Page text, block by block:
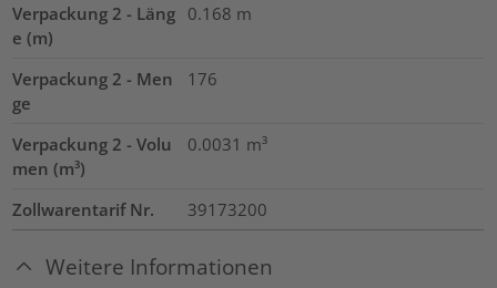
Verpackung 2 - Läng
e (m)
0.168 m
Verpackung 2 - Men
ge
176
Verpackung 2 - Volu
men (m³)
0.0031 m³
Zollwarentarif Nr. 39173200
Weitere Informationen